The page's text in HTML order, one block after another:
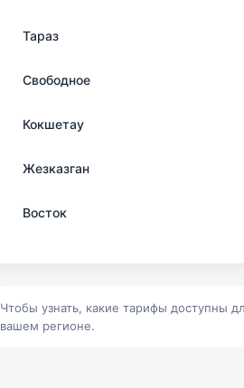
Тараз
Свободное
Кокшетау
Жезказган
Восток
Шучинск
Чтобы узнать, какие тарифы доступны
вашем регионе.